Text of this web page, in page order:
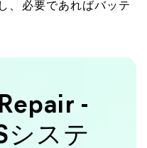
、必要であればバッテ
-
システ